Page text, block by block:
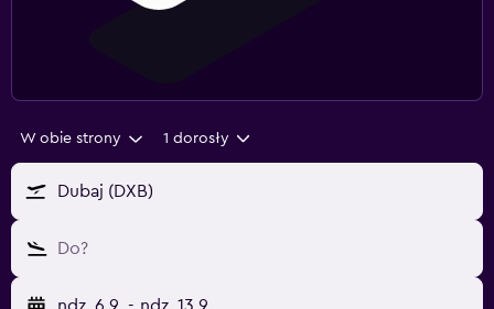
W obie strony 1 dorosły
Dubaj (DXB)
Do?